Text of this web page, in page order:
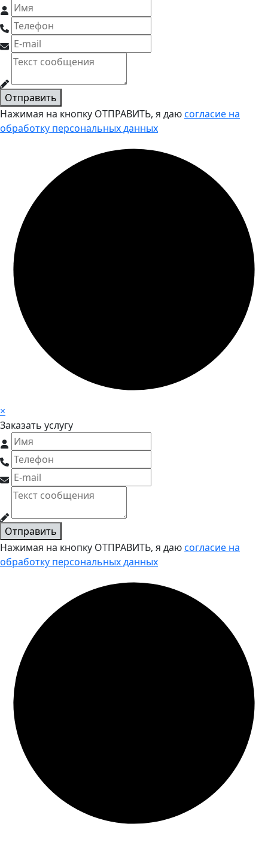
Отправить
Нажимая на кнопку ОТПРАВИТЬ, я даюсогласие на
обработку персональных данных
×
Заказать услугу
Отправить
Нажимая на кнопку ОТПРАВИТЬ, я даюсогласие на
обработку персональных данных